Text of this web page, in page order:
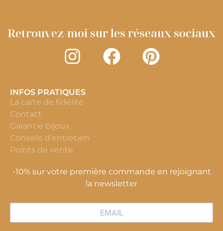
Retrouvez-moi sur les réseaux sociaux
INFOS PRATIQUES
La carte de fidélité
Contact
Garantie bijoux
Conseils d’entretien
Points de vente
-10% sur votre première commande en rejoignant
la newsletter